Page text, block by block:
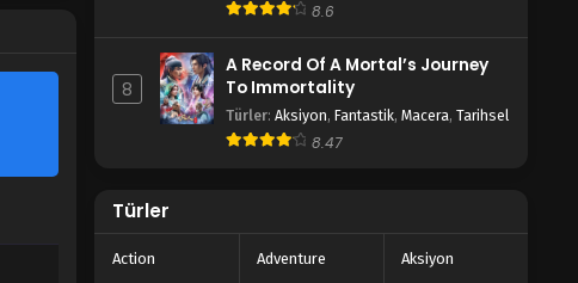
8.6
8
A Record Of A Mortal’s Journey
To Immortality
Türler: Aksiyon, Fantastik, Macera, Tarihsel
8.47
Türler
Action Adventure Aksiyon